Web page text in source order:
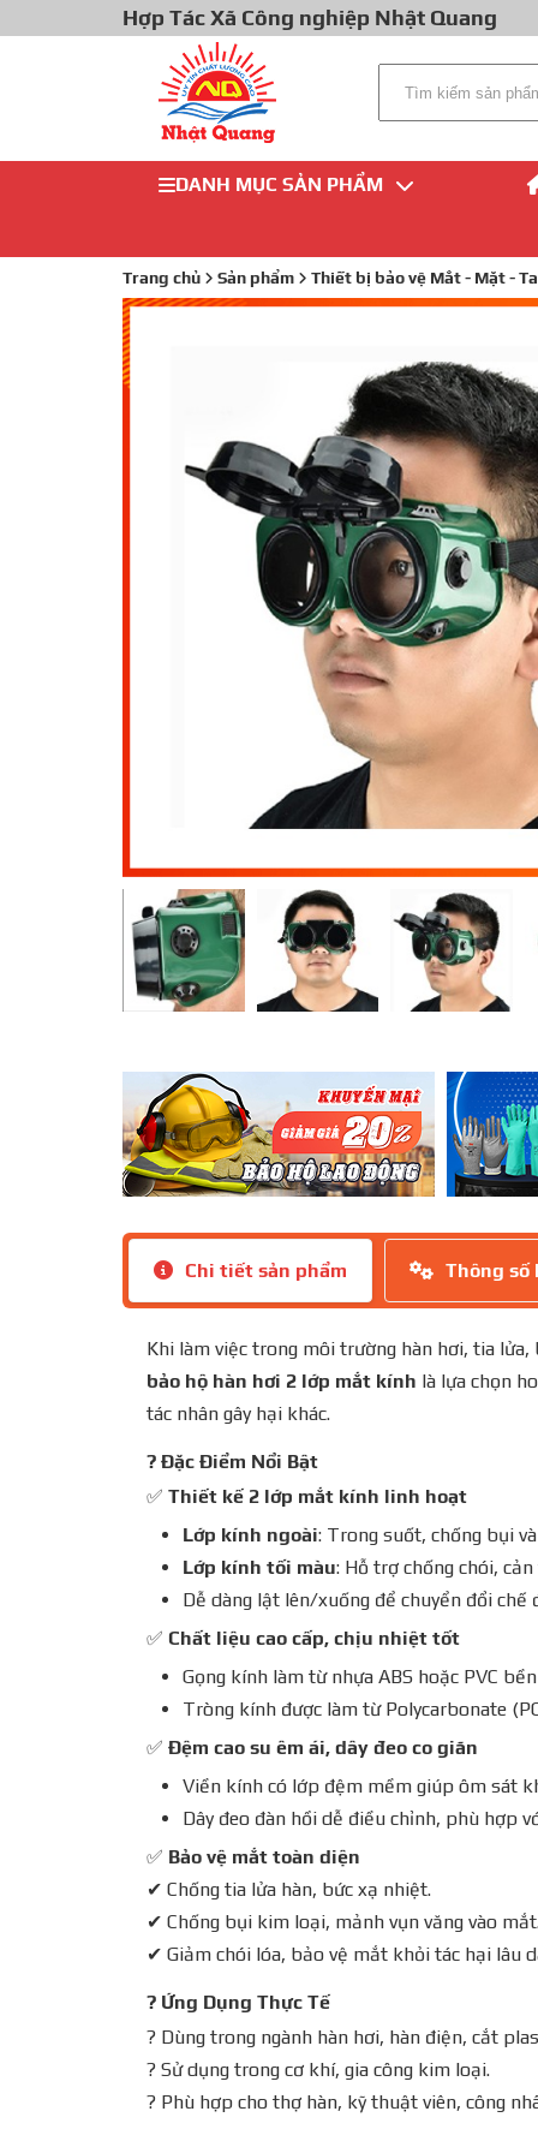
Hợp Tác Xã Công nghiệp Nhật Quang
DANH MỤC SẢN PHẨM
Trang chủ Sản phẩm Thiết bị bảo vệ Mắt - Mặt -
Chi tiết sản phẩm Thông
Khi làm việc trong môi trường hàn hơi, tia
bảo hộ hàn hơi 2 lớp mắt kính là lựa chọn
tác nhân gây hại khác.
? Đặc Điểm Nổi Bật
✅ Thiết kế 2 lớp mắt kính linh hoạt
Lớp kính ngoài: Trong suốt, chống bụi
Lớp kính tối màu: Hỗ trợ chống chói,
Dễ dàng lật lên/xuống để chuyển đổi chế
✅ Chất liệu cao cấp, chịu nhiệt tốt
Gọng kính làm từ nhựa ABS hoặc PVC
Tròng kính được làm từ Polycarbonate
✅ Đệm cao su êm ái, dây đeo co giãn
Viền kính có lớp đệm mềm giúp ôm sát
Dây đeo đàn hồi dễ điều chỉnh, phù hợp
✅ Bảo vệ mắt toàn diện
✔ Chống tia lửa hàn, bức xạ nhiệt.
✔ Chống bụi kim loại, mảnh vụn văng vào
✔ Giảm chói lóa, bảo vệ mắt khỏi tác hại lâu
? Ứng Dụng Thực Tế
? Dùng trong ngành hàn hơi, hàn điện, cắt
? Sử dụng trong cơ khí, gia công kim loại.
? Phù hợp cho thợ hàn, kỹ thuật viên, công